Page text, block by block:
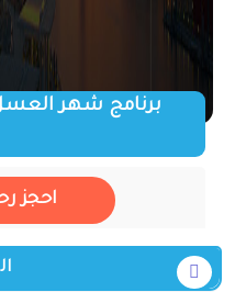
برنامج شهر العسل
احجز